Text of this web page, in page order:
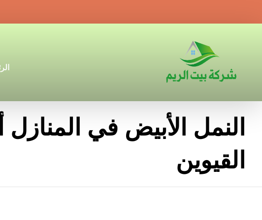
النمل الأبيض في المنازل
القيوين